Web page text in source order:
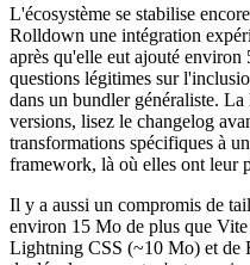
L'écosystème se stabilise
Rolldown une intégration
après qu'elle eut ajouté
questions légitimes sur
dans un bundler généraliste.
versions, lisez le changelog
transformations spécifiques à
framework, là où elles ont leur
Il y a aussi un compromis de
environ 15 Mo de plus que
Lightning CSS (~10 Mo) et de